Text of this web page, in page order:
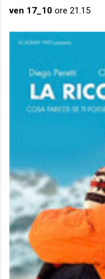
ven 17_10 ore 21.15